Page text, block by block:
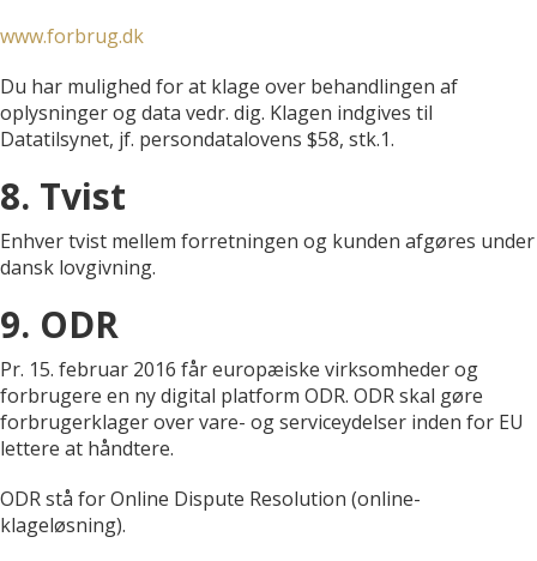
www.forbrug.dk
Du har mulighed for at klage over behandlingen af
oplysninger og data vedr. dig. Klagen indgives til
Datatilsynet, jf. persondatalovens $58, stk.1.
8. Tvist
Enhver tvist mellem forretningen og kunden afgøres under
dansk lovgivning.
9. ODR
Pr. 15. februar 2016 får europæiske virksomheder og
forbrugere en ny digital platform ODR. ODR skal gøre
forbrugerklager over vare- og serviceydelser inden for EU
lettere at håndtere.
ODR stå for Online Dispute Resolution (online-
klageløsning).